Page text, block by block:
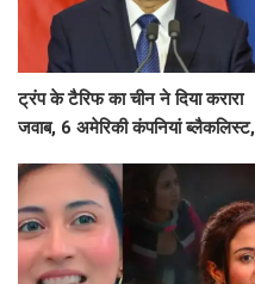
ट्रंप के टैरिफ का चीन ने दिया करारा
जवाब, 6 अमेरिकी कंपनियां ब्लैकलिस्ट,